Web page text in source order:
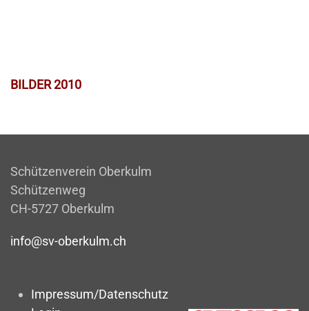
BILDER 2010
Schützenverein Oberkulm
Schützenweg
CH-5727 Oberkulm
info@sv-oberkulm.ch
Impressum/Datenschutz